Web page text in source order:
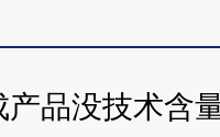
产品没技术含